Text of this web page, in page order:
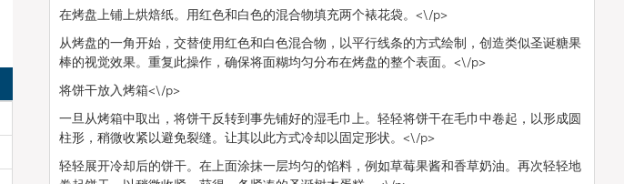
在烤盘上铺上烘焙纸。用红色和白色的混合物填充两个裱花袋。<\/p>
从烤盘的一角开始，交替使用红色和白色混合物，以平行线条的方式绘制，创造类似圣诞糖果
棒的视觉效果。重复此操作，确保将面糊均匀分布在烤盘的整个表面。<\/p>
将饼干放入烤箱<\/p>
一旦从烤箱中取出，将饼干反转到事先铺好的湿毛巾上。轻轻将饼干在毛巾中卷起，以形成圆
柱形，稍微收紧以避免裂缝。让其以此方式冷却以固定形状。<\/p>
轻轻展开冷却后的饼干。在上面涂抹一层均匀的馅料，例如草莓果酱和香草奶油。再次轻轻地